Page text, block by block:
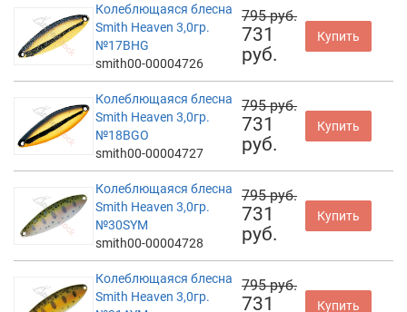
Колеблющаяся блесна
Smith Heaven 3,0гр.
№17BHG
smith00-00004726
795 руб.
731
руб.
Купить
Колеблющаяся блесна
Smith Heaven 3,0гр.
№18BGO
smith00-00004727
795 руб.
731
руб.
Купить
Колеблющаяся блесна
Smith Heaven 3,0гр.
№30SYM
smith00-00004728
795 руб.
731
руб.
Купить
Колеблющаяся блесна
Smith Heaven 3,0гр.
795 руб.
731
Купить